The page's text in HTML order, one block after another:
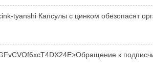
tyanshi Капсулы с цинком обезопасят
к